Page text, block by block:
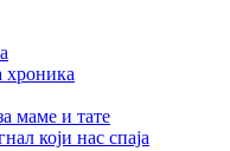
хроника
маме и тате
који нас спаја